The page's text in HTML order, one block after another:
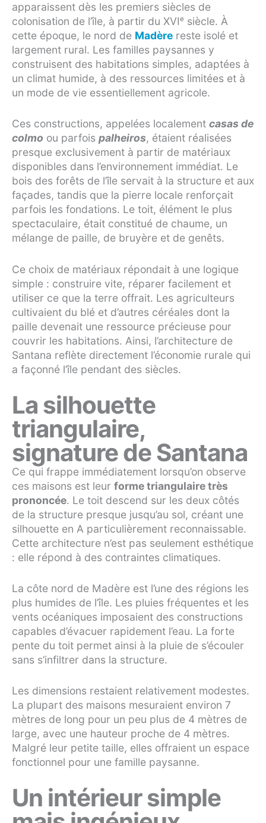
apparaissent dès les premiers siècles de
colonisation de l’île, à partir du XVIᵉ siècle. À
cette époque, le nord de Madère reste isolé et
largement rural. Les familles paysannes y
construisent des habitations simples, adaptées à
un climat humide, à des ressources limitées et à
un mode de vie essentiellement agricole.
Ces constructions, appelées localement casas de
colmo ou parfois palheiros, étaient réalisées
presque exclusivement à partir de matériaux
disponibles dans l’environnement immédiat. Le
bois des forêts de l’île servait à la structure et aux
façades, tandis que la pierre locale renforçait
parfois les fondations. Le toit, élément le plus
spectaculaire, était constitué de chaume, un
mélange de paille, de bruyère et de genêts.
Ce choix de matériaux répondait à une logique
simple : construire vite, réparer facilement et
utiliser ce que la terre offrait. Les agriculteurs
cultivaient du blé et d’autres céréales dont la
paille devenait une ressource précieuse pour
couvrir les habitations. Ainsi, l’architecture de
Santana reflète directement l’économie rurale qui
a façonné l’île pendant des siècles.
La silhouette
triangulaire,
signature de Santana
Ce qui frappe immédiatement lorsqu’on observe
ces maisons est leur forme triangulaire très
prononcée. Le toit descend sur les deux côtés
de la structure presque jusqu’au sol, créant une
silhouette en A particulièrement reconnaissable.
Cette architecture n’est pas seulement esthétique
: elle répond à des contraintes climatiques.
La côte nord de Madère est l’une des régions les
plus humides de l’île. Les pluies fréquentes et les
vents océaniques imposaient des constructions
capables d’évacuer rapidement l’eau. La forte
pente du toit permet ainsi à la pluie de s’écouler
sans s’infiltrer dans la structure.
Les dimensions restaient relativement modestes.
La plupart des maisons mesuraient environ 7
mètres de long pour un peu plus de 4 mètres de
large, avec une hauteur proche de 4 mètres.
Malgré leur petite taille, elles offraient un espace
fonctionnel pour une famille paysanne.
Un intérieur simple